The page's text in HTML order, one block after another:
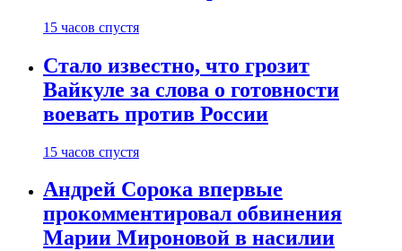
15 часов спустя
Стало известно, что грозит
Вайкуле за слова о готовности
воевать против России
15 часов спустя
Андрей Сорока впервые
прокомментировал обвинения
Марии Мироновой в насилии